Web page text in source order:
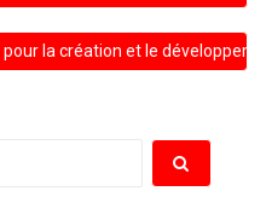
la création et le